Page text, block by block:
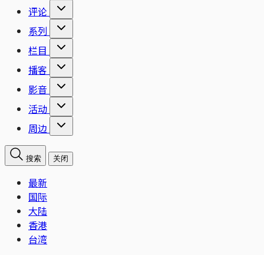
评论
系列
栏目
播客
影音
活动
周边
搜索 关闭
最新
国际
大陆
香港
台湾